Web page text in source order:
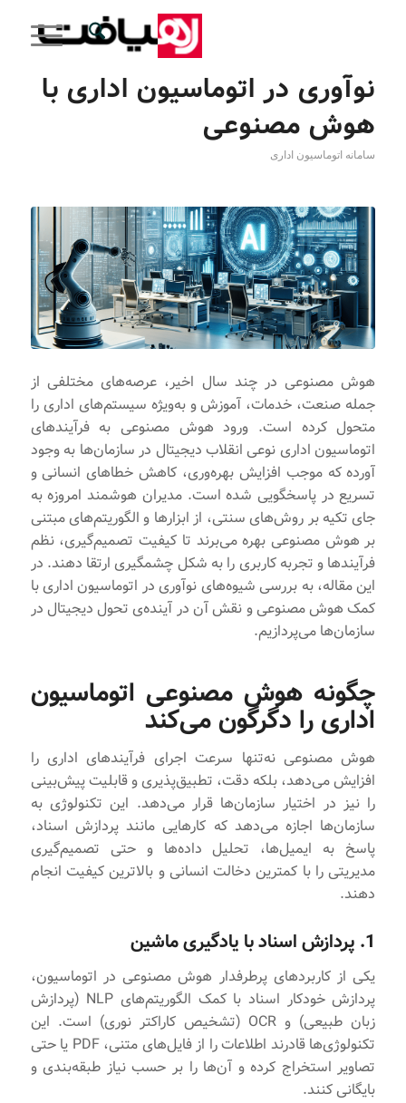
نوآوری در اتوماسیون اداری با
هوش مصنوعی
سامانه اتوماسیون اداری
هوش مصنوعی در چند سال اخیر، عرصه‌های مختلفی از
جمله صنعت، خدمات، آموزش و به‌ویژه سیستم‌های اداری را
متحول کرده است. ورود هوش مصنوعی به فرآیندهای
اتوماسیون اداری نوعی انقلاب دیجیتال در سازمان‌ها به وجود
آورده که موجب افزایش بهره‌وری، کاهش خطاهای انسانی و
تسریع در پاسخگویی شده است. مدیران هوشمند امروزه به
جای تکیه بر روش‌های سنتی، از ابزارها و الگوریتم‌های مبتنی
بر هوش مصنوعی بهره می‌برند تا کیفیت تصمیم‌گیری، نظم
فرآیندها و تجربه کاربری را به شکل چشمگیری ارتقا دهند. در
این مقاله، به بررسی شیوه‌های نوآوری در اتوماسیون اداری با
کمک هوش مصنوعی و نقش آن در آینده‌ی تحول دیجیتال در
سازمان‌ها می‌پردازیم.
چگونه هوش مصنوعی اتوماسیون
اداری را دگرگون می‌کند
هوش مصنوعی نه‌تنها سرعت اجرای فرآیندهای اداری را
افزایش می‌دهد، بلکه دقت، تطبیق‌پذیری و قابلیت پیش‌بینی
را نیز در اختیار سازمان‌ها قرار می‌دهد. این تکنولوژی به
سازمان‌ها اجازه می‌دهد که کارهایی مانند پردازش اسناد،
پاسخ به ایمیل‌ها، تحلیل داده‌ها و حتی تصمیم‌گیری
مدیریتی را با کمترین دخالت انسانی و بالاترین کیفیت انجام
دهند.
1. پردازش اسناد با یادگیری ماشین
یکی از کاربردهای پرطرفدار هوش مصنوعی در اتوماسیون،
پردازش خودکار اسناد با کمک الگوریتم‌های NLP (پردازش
زبان طبیعی) و OCR (تشخیص کاراکتر نوری) است. این
تکنولوژی‌ها قادرند اطلاعات را از فایل‌های متنی، PDF یا حتی
تصاویر استخراج کرده و آن‌ها را بر حسب نیاز طبقه‌بندی و
بایگانی کنند.